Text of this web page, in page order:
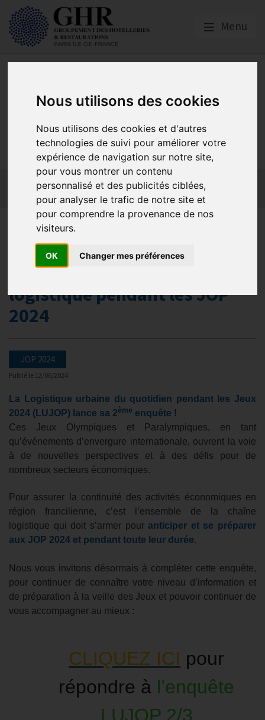
Nous utilisons des cookies
Nous utilisons des cookies et d'autres
technologies de suivi pour améliorer votre
expérience de navigation sur notre site,
pour vous montrer un contenu
personnalisé et des publicités ciblées,
pour analyser le trafic de notre site et
pour comprendre la provenance de nos
visiteurs.
OK Changer mes préférences
Menu
GHR PARIS ÎLE-DE-
FRANCE
Actualités Qui sommes-nous ?
GHR National
Partenaires
Contact adhésion
LUJOP : Enquête à destination
des professionnels pour la
gestion des flux et de la
logistique pendant les JOP
2024
JOP 2024
Publié le 12/06/2024
La Logistique urbaine du quotidien pendant les Jeux
2024 (LUJOP) lance sa 2ème enquête !
Ces Jeux Olympiques et Paralympiques, en tant
qu’événements d’envergure internationale, ouvrent la voie
à de nouvelles perspectives et à des défis pour de
nombreux secteurs économiques.
Pour assurer la continuité des activités économiques en
région francilienne, c’est l’ensemble de la chaîne
logistique qui doit s’armer pour anticiper et se préparer
aux JOP 2024 et pendant toute leur durée.
Nous vous invitons désormais à compléter cette enquête,
pour continuer de connaître votre niveau d’information et
de préparation à la veille des Jeux et pouvoir continuer de
vous accompagner au mieux :
CLIQUEZ ICI pour
répondre à l’enquête
LUJOP 2/3